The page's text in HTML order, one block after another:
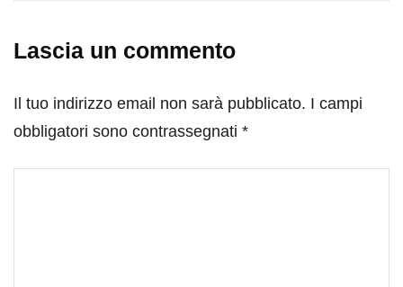
Lascia un commento
Il tuo indirizzo email non sarà pubblicato. I campi
obbligatori sono contrassegnati *